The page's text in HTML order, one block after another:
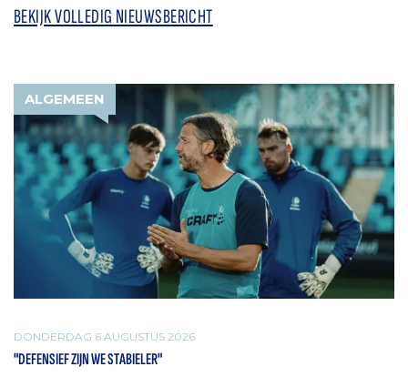
BEKIJK VOLLEDIG NIEUWSBERICHT
ALGEMEEN
DONDERDAG 6 AUGUSTUS 2026
"DEFENSIEF ZIJN WE STABIELER"